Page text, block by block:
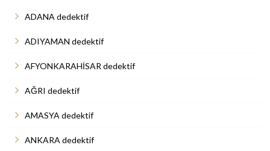
ADANA dedektif
ADIYAMAN dedektif
AFYONKARAHİSAR dedektif
AĞRI dedektif
AMASYA dedektif
ANKARA dedektif